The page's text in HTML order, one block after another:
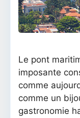
Le pont
imposante
comme
comme un
gastronomie